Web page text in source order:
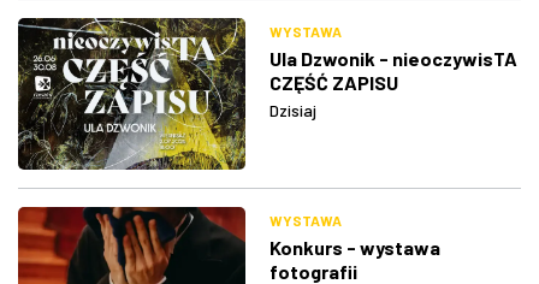
WYSTAWA
Ula Dzwonik - nieoczywisTA
CZĘŚĆ ZAPISU
Dzisiaj
WYSTAWA
Konkurs - wystawa
fotografii